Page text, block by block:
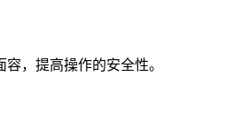
，提高操作的安全性。